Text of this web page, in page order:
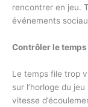
rencontrer en jeu.
événements
Contrôler le temps
Le temps file trop
sur l’horloge du
vitesse